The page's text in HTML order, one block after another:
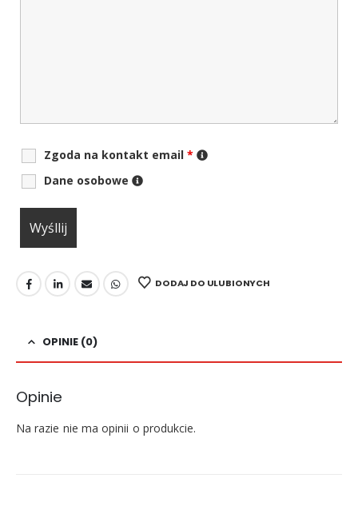
Zgoda na kontakt email *
Dane osobowe
DODAJ DO ULUBIONYCH
OPINIE (0)
Opinie
Na razie nie ma opinii o produkcie.